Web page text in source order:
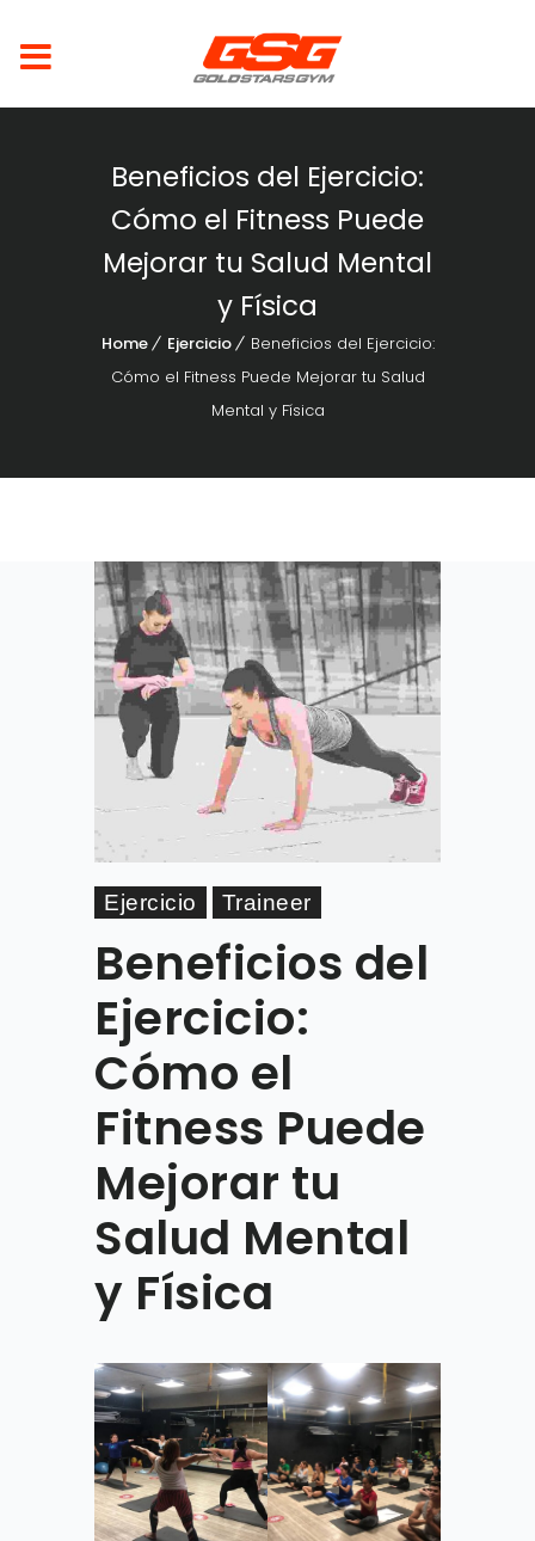
Beneficios del Ejercicio:
Cómo el Fitness Puede
Mejorar tu Salud Mental
y Física
Home Ejercicio
Beneficios del Ejercicio:
Cómo el Fitness Puede Mejorar tu Salud
Mental y Física
Ejercicio Traineer
Beneficios del
Ejercicio:
Cómo el
Fitness Puede
Mejorar tu
Salud Mental
y Física